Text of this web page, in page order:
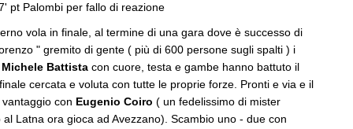
pt Palombi per fallo di reazione
vola in finale, al termine di una gara dove è successo di
" gremito di gente ( più di 600 persone sugli spalti ) i
Michele Battista con cuore, testa e gambe hanno battuto il
cercata e voluta con tutte le proprie forze. Pronti e via e il
con Eugenio Coiro ( un fedelissimo di mister
al Latna ora gioca ad Avezzano). Scambio uno - due con